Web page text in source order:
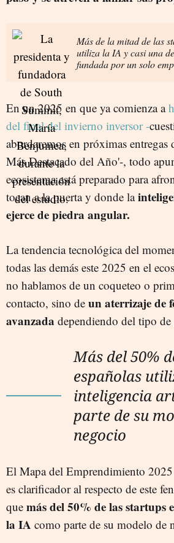
Más de la mitad de las
utiliza la IA y casi una
fundada por un solo
En un 2025 en que ya comienza a
del final del invierno inversor -
abordaremos en próximas entregas
Más Destacado del Año'-, todo
ecosistema está preparado para
tocan a la puerta y donde la
ejerce de piedra angular.
La tendencia tecnológica del
todas las demás este 2025 en el
no hablamos de un coqueteo o
contacto, sino de un aterrizaje de
avanzada dependiendo del tipo de
Más del 50%
españolas
inteligencia
parte de su
negocio
El Mapa del Emprendimiento
es clarificador al respecto de este
que más del 50% de las startups
la IA como parte de su modelo de